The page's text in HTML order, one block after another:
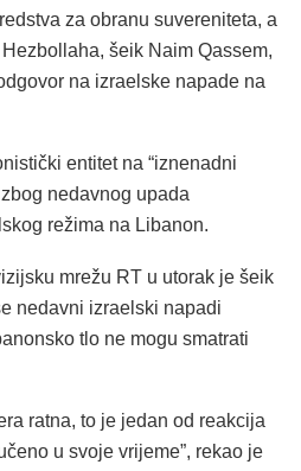
za obranu suvereniteta, a
šeik Naim Qassem,
na izraelske napade na
entitet na “iznenadni
nedavnog upada
režima na Libanon.
mrežu RT u utorak je šeik
nedavni izraelski napadi
tlo ne mogu smatrati
ratna, to je jedan od reakcija
u svoje vrijeme”, rekao je